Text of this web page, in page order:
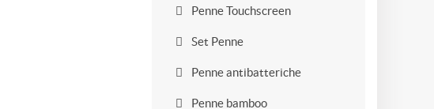
Penne Touchscreen
Set Penne
Penne antibatteriche
Penne bamboo